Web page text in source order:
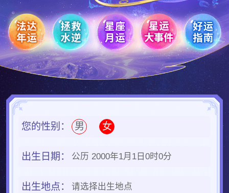
您的性别： 男 女
出生日期： 公历 2000年1月1日0时0分
出生地点： 请选择出生地点